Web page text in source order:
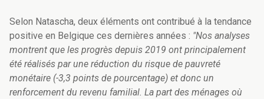
Selon Natascha, deux éléments ont contribué à la tendance
positive en Belgique ces dernières années : "Nos analyses
montrent que les progrès depuis 2019 ont principalement
été réalisés par une réduction du risque de pauvreté
monétaire (-3,3 points de pourcentage) et donc un
renforcement du revenu familial. La part des ménages où